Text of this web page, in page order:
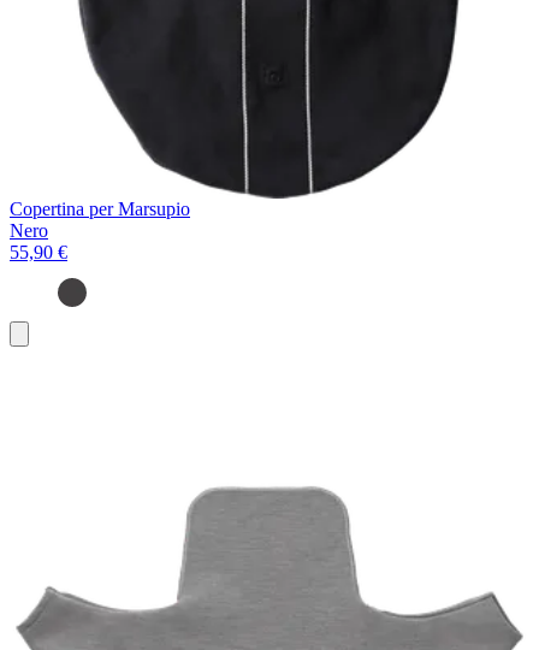
Copertina per Marsupio
Nero
55,90 €
al